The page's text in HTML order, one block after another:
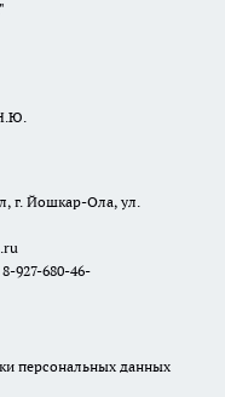
г. Йошкар-Ола, ул.
927-680-46-
персональных данных